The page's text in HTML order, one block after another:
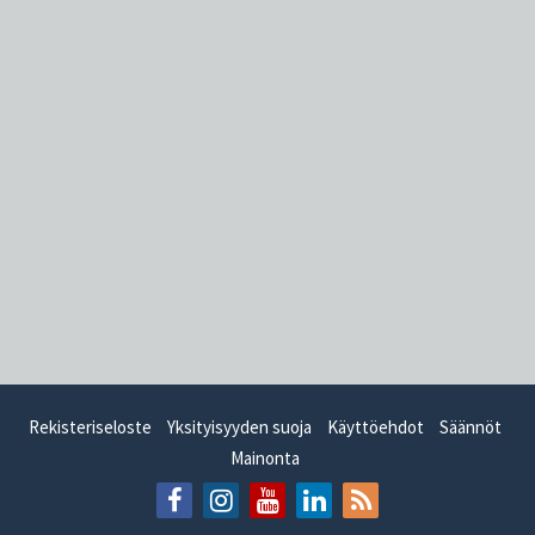
Rekisteriseloste Yksityisyyden suoja Käyttöehdot
Säännöt
Mainonta